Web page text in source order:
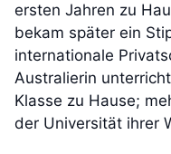
ersten Jahren zu
bekam später ein
internationale
Australierin
Klasse zu Hause;
der Universität ihrer